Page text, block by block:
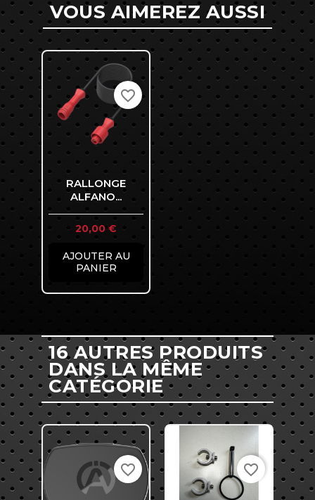
VOUS AIMEREZ AUSSI
RALLONGE
ALFANO...
Prix
20,00 €
AJOUTER AU
PANIER
favorite_border
16 AUTRES PRODUITS
DANS LA MÊME
CATÉGORIE
favorite_border favorite_border